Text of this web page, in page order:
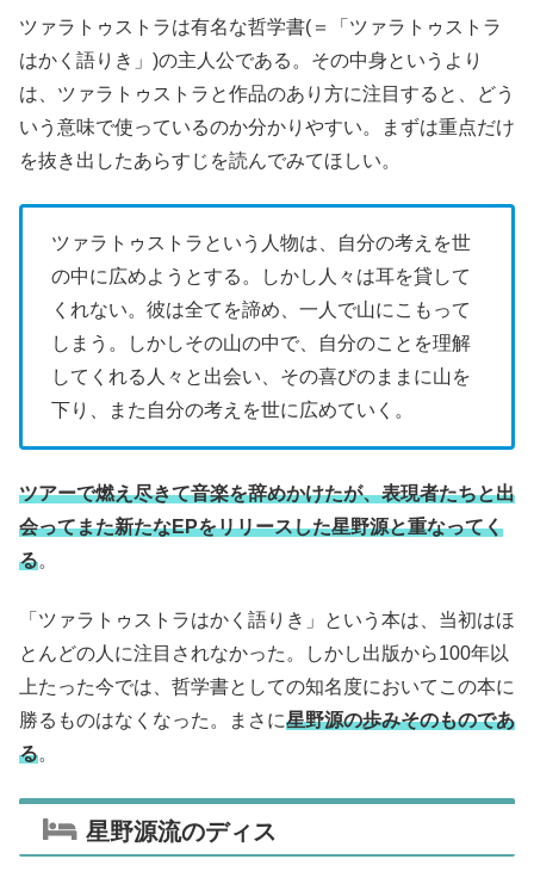
ツァラトゥストラは有名な哲学書(＝「ツァラトゥストラ
はかく語りき」)の主人公である。その中身というより
は、ツァラトゥストラと作品のあり方に注目すると、どう
いう意味で使っているのか分かりやすい。まずは重点だけ
を抜き出したあらすじを読んでみてほしい。
ツァラトゥストラという人物は、自分の考えを世
の中に広めようとする。しかし人々は耳を貸して
くれない。彼は全てを諦め、一人で山にこもって
しまう。しかしその山の中で、自分のことを理解
してくれる人々と出会い、その喜びのままに山を
下り、また自分の考えを世に広めていく。
ツアーで燃え尽きて音楽を辞めかけたが、表現者たちと出
会ってまた新たなEPをリリースした星野源と重なってく
る。
「ツァラトゥストラはかく語りき」という本は、当初はほ
とんどの人に注目されなかった。しかし出版から100年以
上たった今では、哲学書としての知名度においてこの本に
勝るものはなくなった。まさに星野源の歩みそのものであ
る。
星野源流のディス